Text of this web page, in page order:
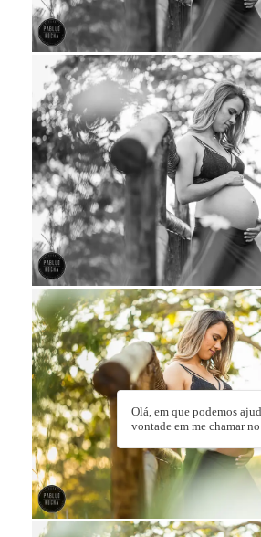
Olá, em que podemos
vontade em me chamar